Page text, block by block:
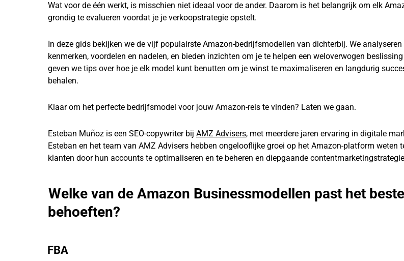
Wat voor de één werkt, is misschien niet ideaal voor de ander. Daarom is het belangrijk om elk
grondig te evalueren voordat je je verkoopstrategie opstelt.
In deze gids bekijken we de vijf populairste Amazon-bedrijfsmodellen van dichterbij. We
kenmerken, voordelen en nadelen, en bieden inzichten om je te helpen een weloverwogen
geven we tips over hoe je elk model kunt benutten om je winst te maximaliseren en langdurig
behalen.
Klaar om het perfecte bedrijfsmodel voor jouw Amazon-reis te vinden? Laten we gaan.
Esteban Muñoz is een SEO-copywriter bij AMZ Advisers, met meerdere jaren ervaring in digitale
Esteban en het team van AMZ Advisers hebben ongelooflijke groei op het Amazon-platform weten
klanten door hun accounts te optimaliseren en te beheren en diepgaande
Welke van de Amazon Businessmodellen past het
behoeften?
FBA